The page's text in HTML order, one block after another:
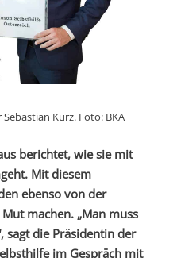
Kurz. Foto: BKA
berichtet, wie sie mit
Mit diesem
ebenso von der
machen. „Man muss
sagt die Präsidentin der
im Gespräch mit